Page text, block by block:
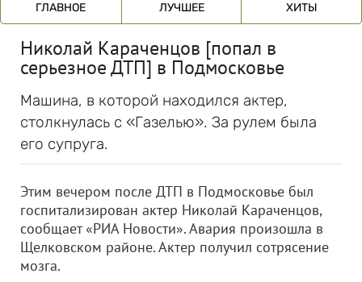
ГЛАВНОЕ ЛУЧШЕЕ ХИТЫ
Николай Караченцов [попал в
серьезное ДТП] в Подмосковье
Машина, в которой находился актер,
столкнулась с «Газелью». За рулем была
его супруга.
Этим вечером после ДТП в Подмосковье был
госпитализирован актер Николай Караченцов,
сообщает «РИА Новости». Авария произошла в
Щелковском районе. Актер получил сотрясение
мозга.